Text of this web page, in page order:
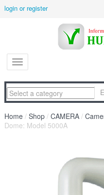
login or register
Home / Shop / CAMERA /
Dome: Model 5000A